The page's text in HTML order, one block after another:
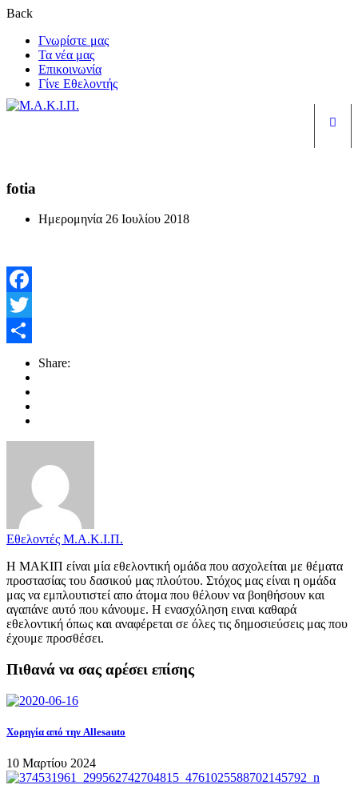
Back
Γνωρίστε μας
Τα νέα μας
Επικοινωνία
Γίνε Εθελοντής
fotia
Ημερομηνία 26 Ιουλίου 2018
Facebook
Twitter
Μοιραστείτε
Share:
Εθελοντές Μ.Α.Κ.Ι.Π.
Η ΜΑΚΙΠ είναι μία εθελοντική ομάδα που ασχολείται με θέματα
προστασίας του δασικού μας πλούτου. Στόχος μας είναι η ομάδα
μας να εμπλουτιστεί απο άτομα που θέλουν να βοηθήσουν και
αγαπάνε αυτό που κάνουμε. Η ενασχόληση ειναι καθαρά
εθελοντική όπως και αναφέρεται σε όλες τις δημοσιεύσεις μας που
έχουμε προσθέσει.
Πιθανά να σας αρέσει επίσης
Χορηγία από την Allesauto
10 Μαρτίου 2024